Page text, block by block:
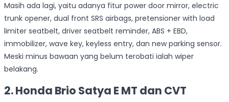
Masih ada lagi, yaitu adanya fitur power door mirror, electric
trunk opener, dual front SRS airbags, pretensioner with load
limiter seatbelt, driver seatbelt reminder, ABS + EBD,
immobilizer, wave key, keyless entry, dan new parking sensor.
Meski minus bawaan yang belum terobati ialah wiper
belakang.
2. Honda Brio Satya E MT dan CVT